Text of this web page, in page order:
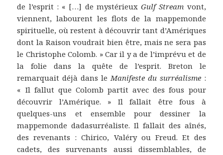
de l’esprit : « […] de mystérieuxGulf Stream vont,
viennent, labourent les flots de la mappemonde
spirituelle, où restent à découvrir tant d’Amériques
dont la Raison voudrait bien être, mais ne sera pas
le Christophe Colomb. » Car il y a de l’imprévu et de
la folie dans la quête de l’esprit. Breton le
remarquait déjà dans le Manifeste du surréalisme:
« Il fallut que Colomb partit avec des fous pour
découvrir l’Amérique. » Il fallait être fous à
quelques-uns et ensemble pour dessiner la
mappemonde dadasurréaliste. Il fallait des aînés,
des revenants : Chirico, Valéry ou Freud. Et des
cadets, des survenants aussi dissemblables, de